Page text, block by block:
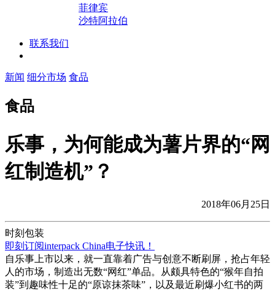
菲律宾
沙特阿拉伯
联系我们
新闻 细分市场 食品
食品
乐事，为何能成为薯片界的“网
红制造机”？
2018年06月25日
时刻包装
即刻订阅interpack China电子快讯！
自乐事上市以来，就一直靠着广告与创意不断刷屏，抢占年轻
人的市场，制造出无数“网红”单品。从颇具特色的“猴年自拍
装”到趣味性十足的“原谅抹茶味”，以及最近刷爆小红书的两